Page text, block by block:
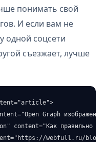
понимать свой
И если вам не
одной соцсети
съезжает, лучше
Graph изображение
правильно
webfull.ru/blog/